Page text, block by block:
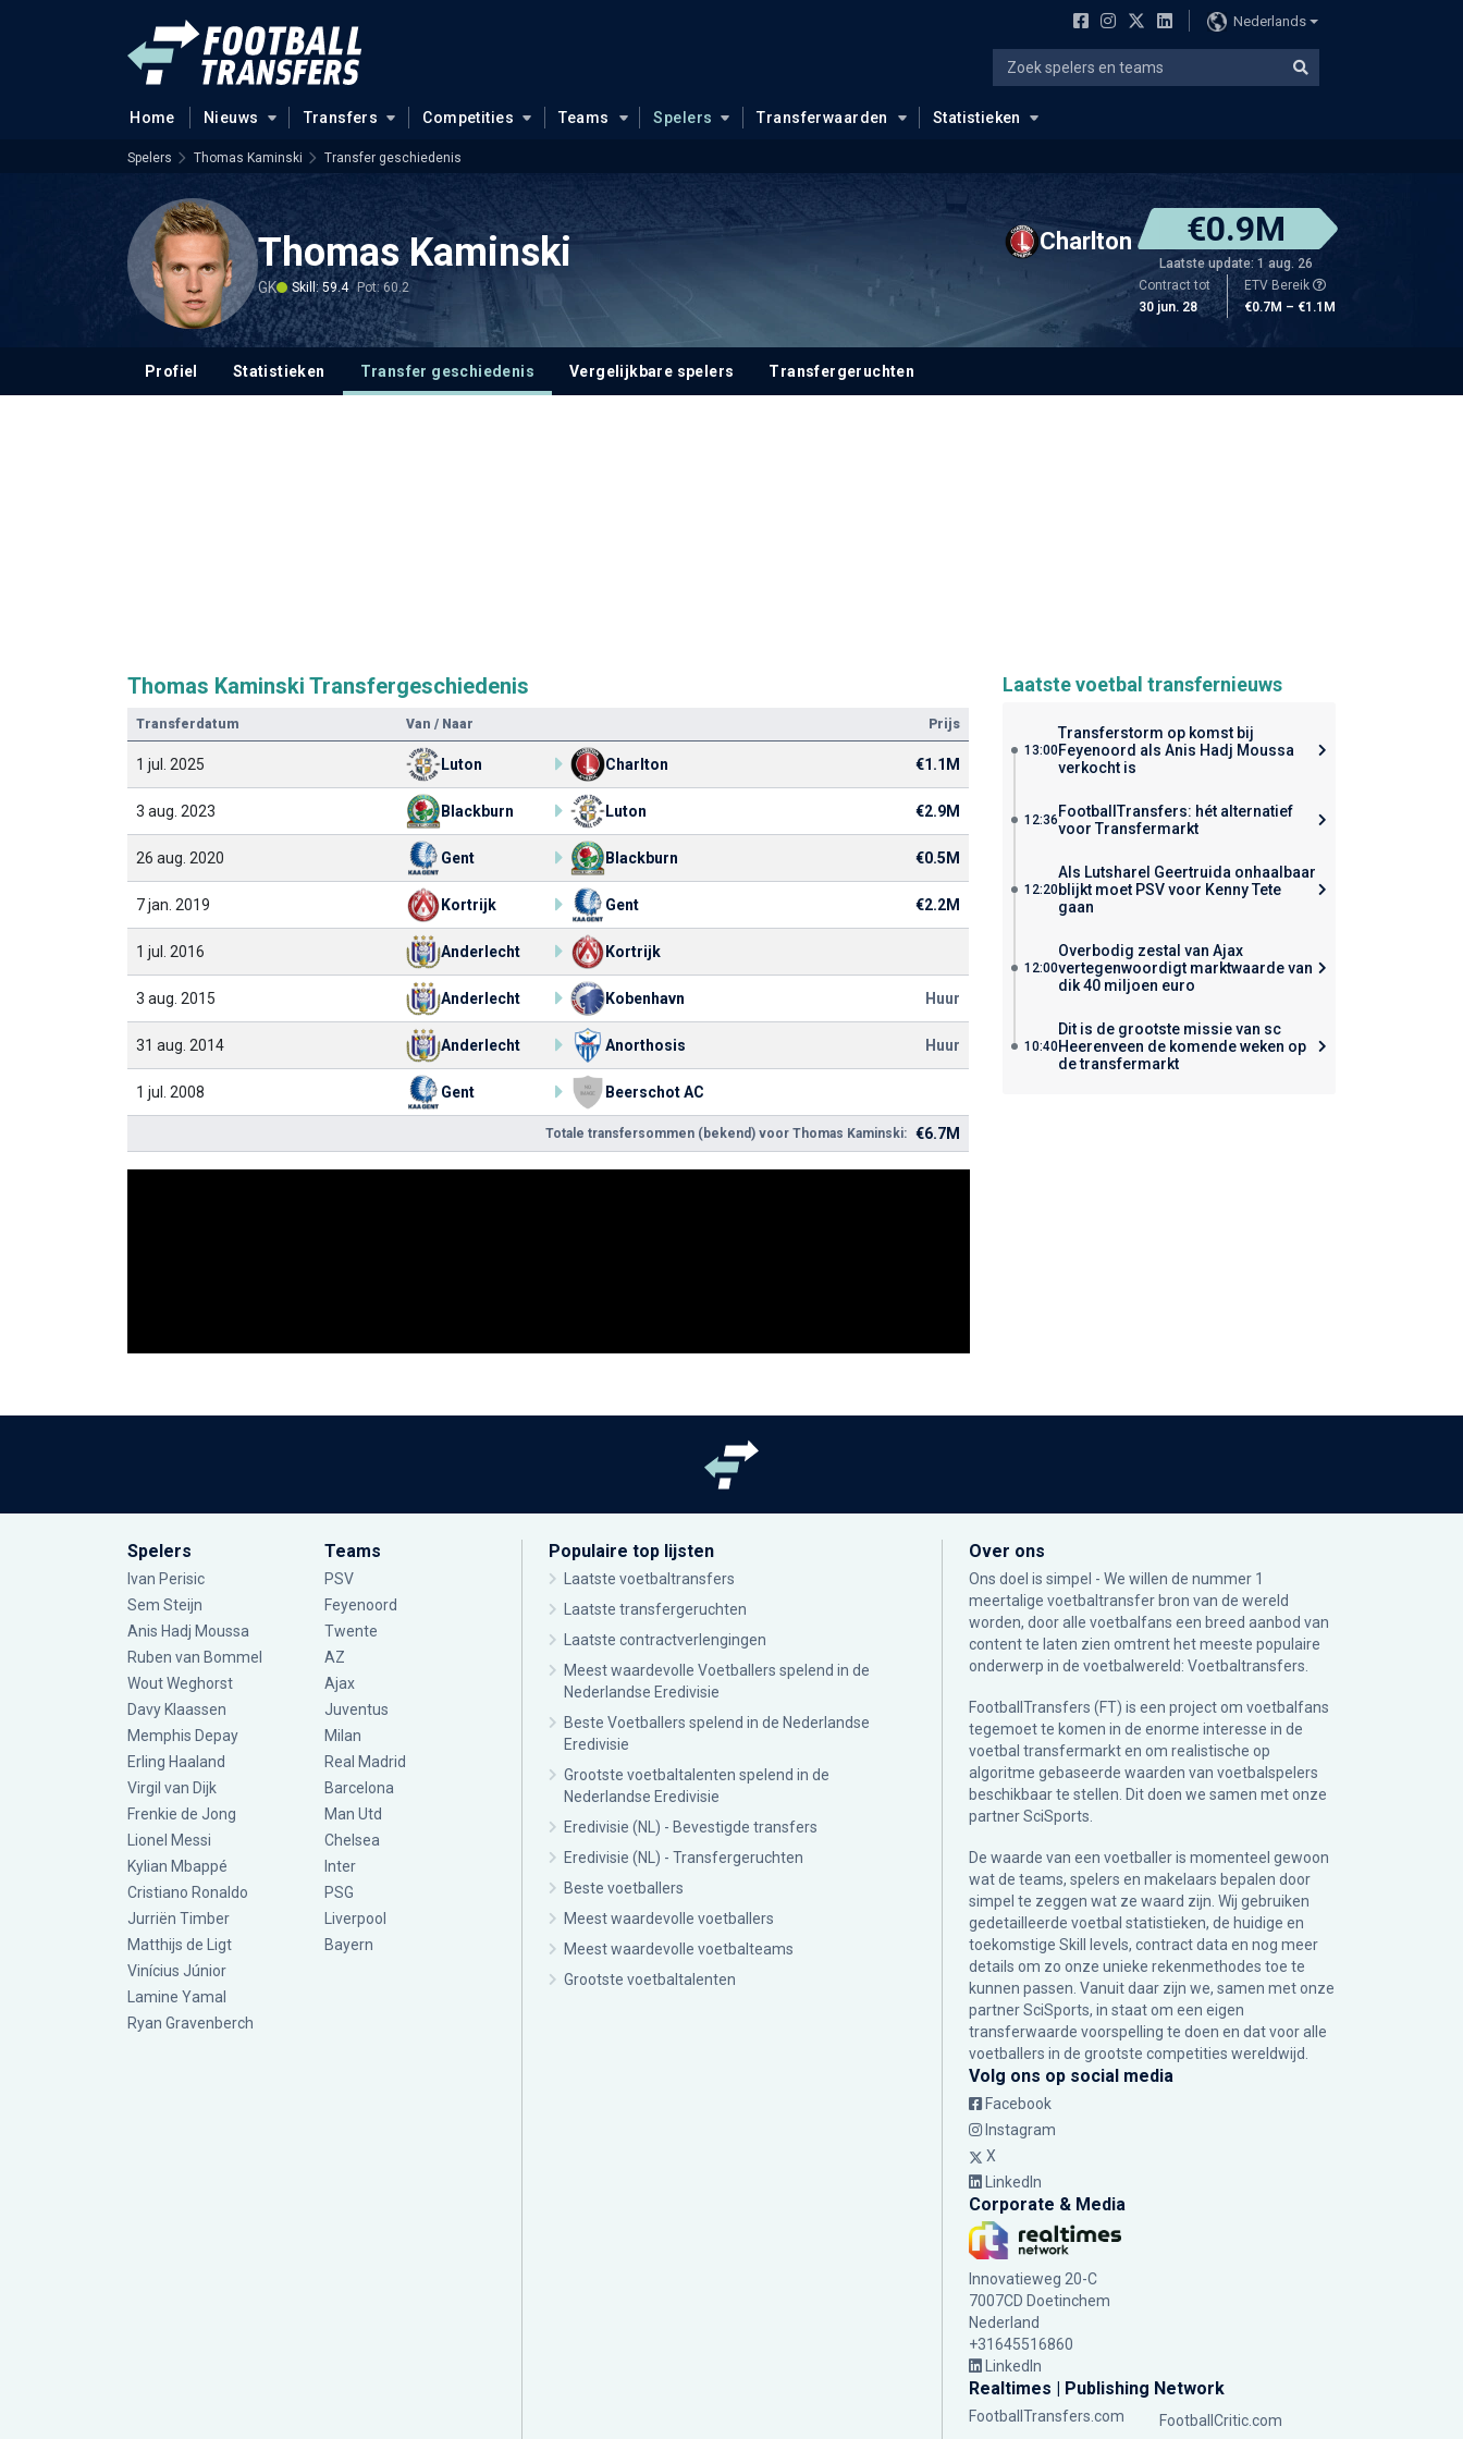
Nederlands
Home Nieuws Transfers Competities Teams Spelers Transferwaarden Statistieken
Spelers Thomas Kaminski Transfer geschiedenis
Thomas Kaminski
GK Skill: 59.4 Pot: 60.2
Charlton €0.9M
Laatste update: 1 aug. 26
Contract tot
30 jun. 28
ETV Bereik
€0.7M – €1.1M
Profiel Statistieken Transfer geschiedenis Vergelijkbare spelers Transfergeruchten
Thomas Kaminski Transfergeschiedenis
Transferdatum Van / Naar Prijs
1 jul. 2025 Luton Charlton €1.1M
3 aug. 2023 Blackburn Luton €2.9M
26 aug. 2020 Gent Blackburn €0.5M
7 jan. 2019 Kortrijk Gent €2.2M
1 jul. 2016 Anderlecht Kortrijk
3 aug. 2015 Anderlecht Kobenhavn Huur
31 aug. 2014 Anderlecht Anorthosis Huur
1 jul. 2008 Gent Beerschot AC
Totale transfersommen (bekend) voor Thomas Kaminski: €6.7M
Laatste voetbal transfernieuws
13:00
Transferstorm op komst bij
Feyenoord als Anis Hadj Moussa
verkocht is
12:36 FootballTransfers: hét alternatief
voor Transfermarkt
12:20
Als Lutsharel Geertruida onhaalbaar
blijkt moet PSV voor Kenny Tete
gaan
12:00
Overbodig zestal van Ajax
vertegenwoordigt marktwaarde van
dik 40 miljoen euro
10:40
Dit is de grootste missie van sc
Heerenveen de komende weken op
de transfermarkt
Spelers
Ivan Perisic
Sem Steijn
Anis Hadj Moussa
Ruben van Bommel
Wout Weghorst
Davy Klaassen
Memphis Depay
Erling Haaland
Virgil van Dijk
Frenkie de Jong
Lionel Messi
Kylian Mbappé
Cristiano Ronaldo
Jurriën Timber
Matthijs de Ligt
Vinícius Júnior
Lamine Yamal
Ryan Gravenberch
Teams
PSV
Feyenoord
Twente
AZ
Ajax
Juventus
Milan
Real Madrid
Barcelona
Man Utd
Chelsea
Inter
PSG
Liverpool
Bayern
Populaire top lijsten
Laatste voetbaltransfers
Laatste transfergeruchten
Laatste contractverlengingen
Meest waardevolle Voetballers spelend in de
Nederlandse Eredivisie
Beste Voetballers spelend in de Nederlandse
Eredivisie
Grootste voetbaltalenten spelend in de
Nederlandse Eredivisie
Eredivisie (NL) - Bevestigde transfers
Eredivisie (NL) - Transfergeruchten
Beste voetballers
Meest waardevolle voetballers
Meest waardevolle voetbalteams
Grootste voetbaltalenten
Over ons
Ons doel is simpel - We willen de nummer 1
meertalige voetbaltransfer bron van de wereld
worden, door alle voetbalfans een breed aanbod van
content te laten zien omtrent het meeste populaire
onderwerp in de voetbalwereld: Voetbaltransfers.
FootballTransfers (FT) is een project om voetbalfans
tegemoet te komen in de enorme interesse in de
voetbal transfermarkt en om realistische op
algoritme gebaseerde waarden van voetbalspelers
beschikbaar te stellen. Dit doen we samen met onze
partnerSciSports
De waarde van een voetballer is momenteel gewoon
wat de teams, spelers en makelaars bepalen door
simpel te zeggen wat ze waard zijn. Wij gebruiken
gedetailleerde voetbal statistieken, de huidige en
toekomstige Skill levels, contract data en nog meer
details om zo onze unieke rekenmethodes toe te
kunnen passen. Vanuit daar zijn we, samen met onze
partner SciSports, in staat om een eigen
transferwaarde voorspelling te doen en dat voor alle
voetballers in de grootste competities wereldwijd.
Volg ons op social media
Facebook
Instagram
X
LinkedIn
Corporate & Media
Innovatieweg 20-C
7007CD Doetinchem
Nederland
+31645516860
LinkedIn
Realtimes | Publishing Network
FootballTransfers.com
FootballCritic.com